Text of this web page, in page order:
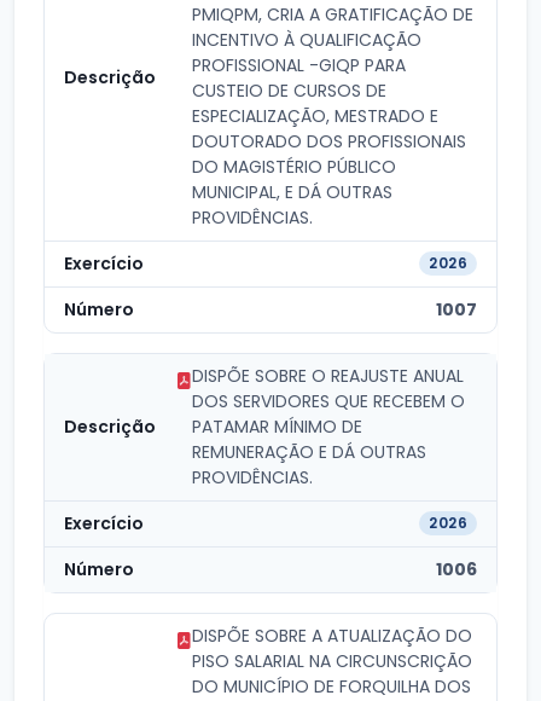
PMIQPM, CRIA A GRATIFICAÇÃO DE
INCENTIVO À QUALIFICAÇÃO
PROFISSIONAL -GIQP PARA
CUSTEIO DE CURSOS DE
ESPECIALIZAÇÃO, MESTRADO E
DOUTORADO DOS PROFISSIONAIS
DO MAGISTÉRIO PÚBLICO
MUNICIPAL, E DÁ OUTRAS
PROVIDÊNCIAS.
2026
1007
DISPÕE SOBRE O REAJUSTE ANUAL
DOS SERVIDORES QUE RECEBEM O
PATAMAR MÍNIMO DE
REMUNERAÇÃO E DÁ OUTRAS
PROVIDÊNCIAS.
2026
1006
DISPÕE SOBRE A ATUALIZAÇÃO DO
PISO SALARIAL NA CIRCUNSCRIÇÃO
DO MUNICÍPIO DE FORQUILHA DOS